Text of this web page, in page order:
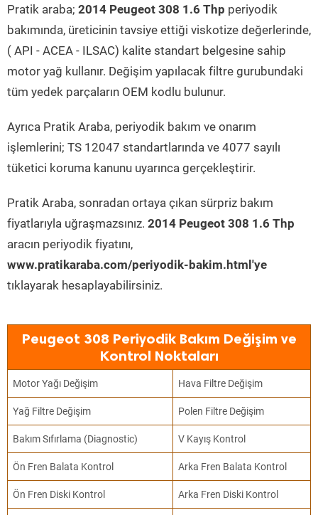
Pratik araba; 2014 Peugeot 308 1.6 Thp periyodik
bakımında, üreticinin tavsiye ettiği viskotize değerlerinde,
( API - ACEA - ILSAC) kalite standart belgesine sahip
motor yağ kullanır. Değişim yapılacak filtre gurubundaki
tüm yedek parçaların OEM kodlu bulunur.
Ayrıca Pratik Araba, periyodik bakım ve onarım
işlemlerini; TS 12047 standartlarında ve 4077 sayılı
tüketici koruma kanunu uyarınca gerçekleştirir.
Pratik Araba, sonradan ortaya çıkan sürpriz bakım
fiyatlarıyla uğraşmazsınız. 2014 Peugeot 308 1.6 Thp
aracın periyodik fiyatını,
www.pratikaraba.com/periyodik-bakim.html'ye
tıklayarak hesaplayabilirsiniz.
Peugeot 308 Periyodik Bakım Değişim ve
Kontrol Noktaları
Motor Yağı Değişim Hava Filtre Değişim
Yağ Filtre Değişim Polen Filtre Değişim
Bakım Sıfırlama (Diagnostic) V Kayış Kontrol
Ön Fren Balata Kontrol Arka Fren Balata Kontrol
Ön Fren Diski Kontrol Arka Fren Diski Kontrol